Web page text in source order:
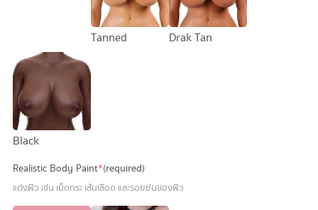
Tanned Drak Tan
Black
Realistic Body Paint*(required)
แต่งผิว เช่น เม็ดกระ เส้นเลือด และรอยย่นของผิว